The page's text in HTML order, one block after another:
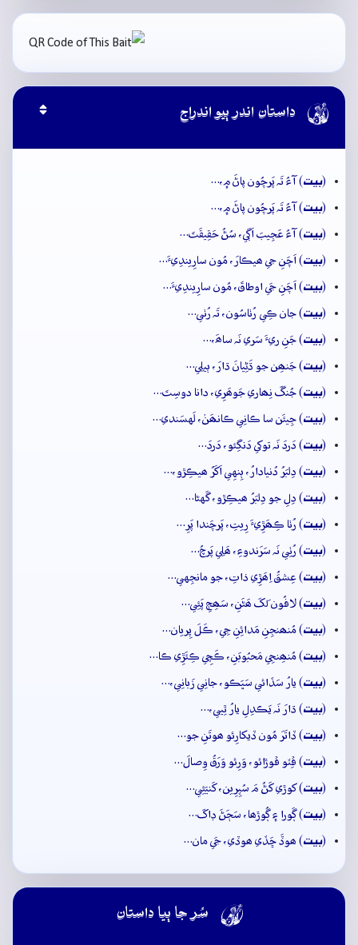
 داستان اندر ٻيو اندراج
(بيت) آءُ تَہ پَرچُون پاڻَ ۾،…
(بيت) آءُ تَہ پَرچُون پاڻَ ۾،…
(بيت) آءُ عَجِيبَ اَڳي، سُڻُ حَقِيقَتَ…
(بيت) اَچَنِ جي ھيڪارَ، مُون سارِيندِيءَ…
(بيت) اَچَنِ جَي اوطاقَ، مُون سارِيندِيءَ…
(بيت) جان ڪِي رُٺاسُون، تَہ رُٺي…
(بيت) جَنِ ريءَ سَري نَہ ساھَ،…
(بيت) جَنھِن جو ڌَڻِيانَ ڌارَ، ٻيلِي…
(بيت) جُنگَ نِھاري جَوھَرِي، دانا دوسِتَ…
(بيت) جِيئَن سا ڪانِي ڪانھَنۡ، لَهسَندي…
(بيت) دَردَ نَہ توکي دَنگِئو، دَردَ…
(بيت) دِلبَرُ دُنيادارُ، ٻِنهِي اَکَرُ ھيڪِڙو،…
(بيت) دِلِ جو دِلبَرُ ھيڪِڙو، گَهڻا…
(بيت) رُٺا ڪِھَڙِيءَ رِيتِ، پَرچَندا پَرِ…
(بيت) رُٺِي نَہ سَرَندوءِ، ھَلِي پَرچُ…
(بيت) عِشقُ اِھَڙِي ذاتِ، جو مانجِهي…
(بيت) لافُون لَکَ ھَڻَنِ، سَھِڄِ پَئِي…
(بيت) مُنھنجِنِ مَدائِنِ جِي، ڪَلَ پِريان…
(بيت) مُنھِنجِي مَحبُوبَنِ، ڪَچِي ڪِئَڙِي ڪا…
(بيت) يارُ سَڏائي سَڀَڪو، جانِي زَبانِي،…
(بيت) ڌارَ نَہ يَڪدِلِ يارُ ٿِيي،…
(بيت) ڏاتَرَ مُون ڏيکارِئو ھوتَنِ جو…
(بيت) ڦِٽو ڦوڙائو، وَرِئو وَرَقُ وِصالَ…
(بيت) کوڙي کَڻُ مَ سُپِرِين، کَنيَئِي…
(بيت) ڳَورا ۽ ڳُوڙھا، سَڄَڻَ ڊاکَ…
(بيت) ھوڏَ ڇَڏي ھوڏي، جَي مان…
 سُر جا ٻيا داستان